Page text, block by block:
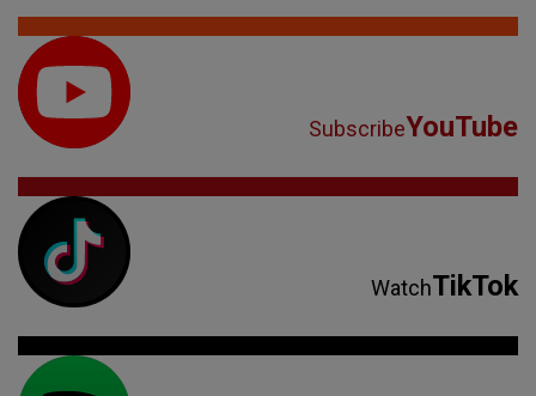
SubscribeYouTube
WatchTikTok